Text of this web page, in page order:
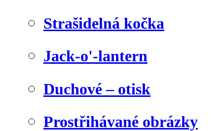
Strašidelná kočka
Jack-o'-lantern
Duchové – otisk
Prostřihávané obrázky